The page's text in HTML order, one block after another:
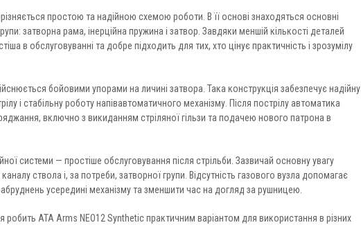
простою та надійною схемою роботи. В її основі знаходяться основні
затворна рама, інерційна пружина і затвор. Завдяки меншій кількості деталей
в обслуговуванні та добре підходить для тих, хто цінує практичність і зрозумілу
бойовими упорами на личині затвора. Така конструкція забезпечує надійну
і стабільну роботу напівавтоматичного механізму. Після пострілу автоматика
включно з викиданням стріляної гільзи та подачею нового патрона в
системи — простіше обслуговування після стрільби. Зазвичай основну увагу
ствола і, за потреби, затворної групи. Відсутність газового вузла допомагає
усередині механізму та зменшити час на догляд за рушницею.
робить ATA Arms NEO12 Synthetic практичним варіантом для використання в різних